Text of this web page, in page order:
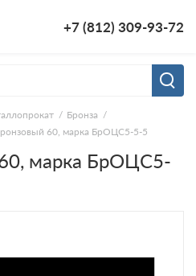
+7 (812) 309-93-72
Бронза
60, марка БрОЦС5-5-5
марка БрОЦС5-